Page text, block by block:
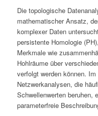
Die topologische
mathematischer Ansatz,
komplexer Daten
persistente Homologie
Merkmale wie
Hohlräume über
verfolgt werden können.
Netzwerkanalysen, die
Schwellenwerten beruhen,
parameterfreie